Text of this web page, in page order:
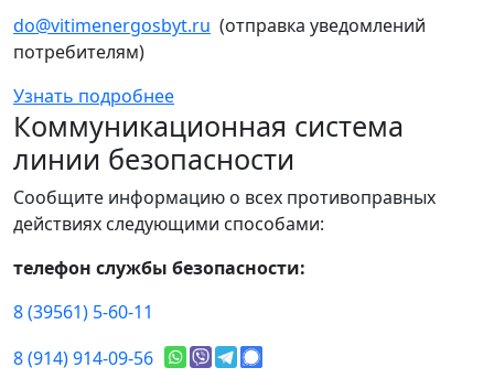
do@vitimenergosbyt.ru (отправка уведомлений
потребителям)
Узнать подробнее
Коммуникационная система
линии безопасности
Сообщите информацию о всех противоправных
действиях следующими способами:
телефон службы безопасности:
8 (39561) 5-60-11
8 (914) 914-09-56